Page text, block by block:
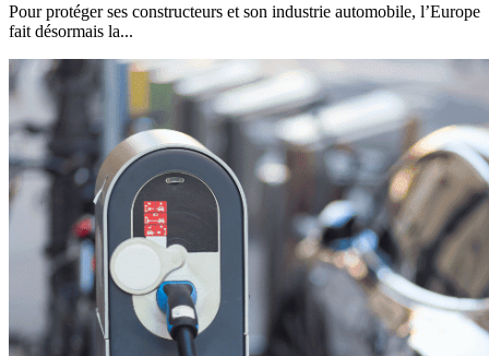
Pour protéger ses constructeurs et son industrie automobile, l’Europe
fait désormais la...